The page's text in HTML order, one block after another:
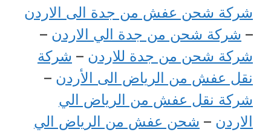
شركة شحن عفش من جدة الى الاردن
– شركة شحن من جدة الي الاردن –
شركة شحن من جدة للاردن – شركة
نقل عفش من الرياض الى الأردن –
شركة نقل عفش من الرياض الي
الاردن – شحن عفش من الرياض الي